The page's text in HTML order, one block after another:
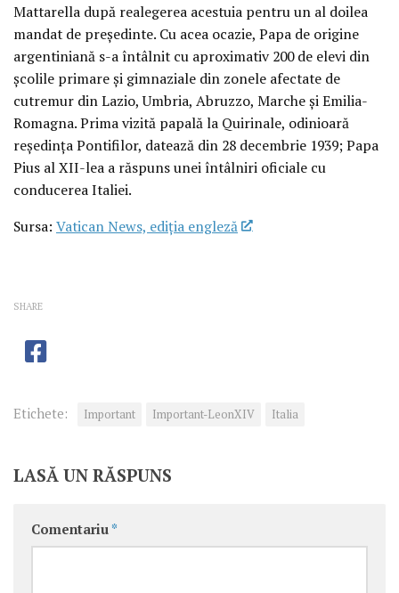
Mattarella după realegerea acestuia pentru un al doilea
mandat de președinte. Cu acea ocazie, Papa de origine
argentiniană s-a întâlnit cu aproximativ 200 de elevi din
școlile primare și gimnaziale din zonele afectate de
cutremur din Lazio, Umbria, Abruzzo, Marche și Emilia-
Romagna. Prima vizită papală la Quirinale, odinioară
reședința Pontifilor, datează din 28 decembrie 1939; Papa
Pius al XII-lea a răspuns unei întâlniri oficiale cu
conducerea Italiei.
Sursa: Vatican News, ediția engleză
SHARE
Etichete: Important Important-LeonXIV Italia
LASĂ UN RĂSPUNS
Comentariu *